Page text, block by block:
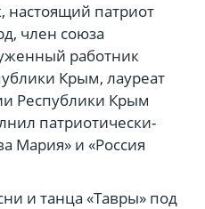
настоящий патриот
член союза
работник
Крым, лауреат
Республики Крым
патриотически-
Мария» и «Россия
и танца «Тавры» под